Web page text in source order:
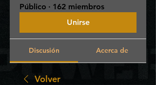
Público · 162 miembros
Unirse
Discusión Acerca de
Volver